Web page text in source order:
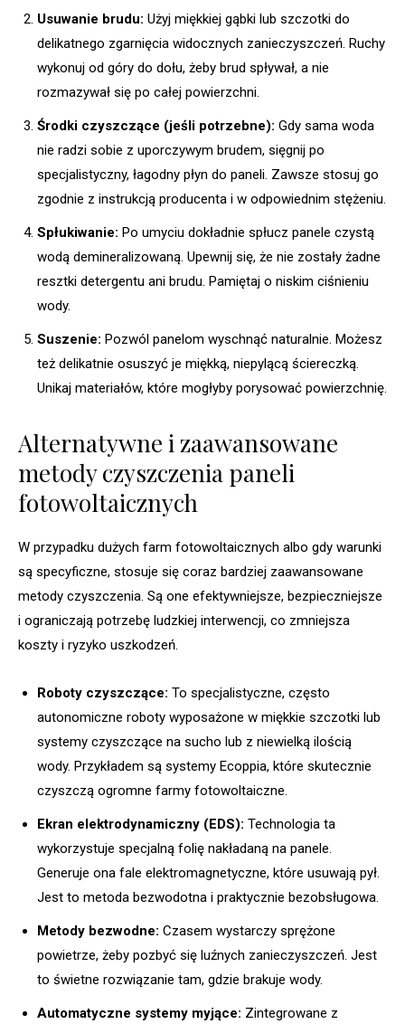
Usuwanie brudu: Użyj miękkiej gąbki lub szczotki do
delikatnego zgarnięcia widocznych zanieczyszczeń. Ruchy
wykonuj od góry do dołu, żeby brud spływał, a nie
rozmazywał się po całej powierzchni.
Środki czyszczące (jeśli potrzebne): Gdy sama woda
nie radzi sobie z uporczywym brudem, sięgnij po
specjalistyczny, łagodny płyn do paneli. Zawsze stosuj go
zgodnie z instrukcją producenta i w odpowiednim stężeniu.
Spłukiwanie: Po umyciu dokładnie spłucz panele czystą
wodą demineralizowaną. Upewnij się, że nie zostały żadne
resztki detergentu ani brudu. Pamiętaj o niskim ciśnieniu
wody.
Suszenie: Pozwól panelom wyschnąć naturalnie. Możesz
też delikatnie osuszyć je miękką, niepylącą ściereczką.
Unikaj materiałów, które mogłyby porysować powierzchnię.
Alternatywne i zaawansowane
metody czyszczenia paneli
fotowoltaicznych
W przypadku dużych farm fotowoltaicznych albo gdy warunki
są specyficzne, stosuje się coraz bardziej zaawansowane
metody czyszczenia. Są one efektywniejsze, bezpieczniejsze
i ograniczają potrzebę ludzkiej interwencji, co zmniejsza
koszty i ryzyko uszkodzeń.
Roboty czyszczące: To specjalistyczne, często
autonomiczne roboty wyposażone w miękkie szczotki lub
systemy czyszczące na sucho lub z niewielką ilością
wody. Przykładem są systemy Ecoppia, które skutecznie
czyszczą ogromne farmy fotowoltaiczne.
Ekran elektrodynamiczny (EDS): Technologia ta
wykorzystuje specjalną folię nakładaną na panele.
Generuje ona fale elektromagnetyczne, które usuwają pył.
Jest to metoda bezwodotna i praktycznie bezobsługowa.
Metody bezwodne: Czasem wystarczy sprężone
powietrze, żeby pozbyć się luźnych zanieczyszczeń. Jest
to świetne rozwiązanie tam, gdzie brakuje wody.
Automatyczne systemy myjące: Zintegrowane z